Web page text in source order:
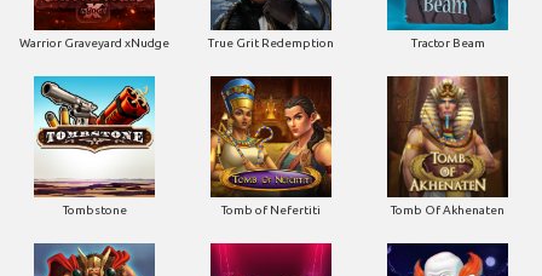
Warrior Graveyard xNudge True Grit Redemption Tractor Beam
Tombstone Tomb of Nefertiti Tomb Of Akhenaten